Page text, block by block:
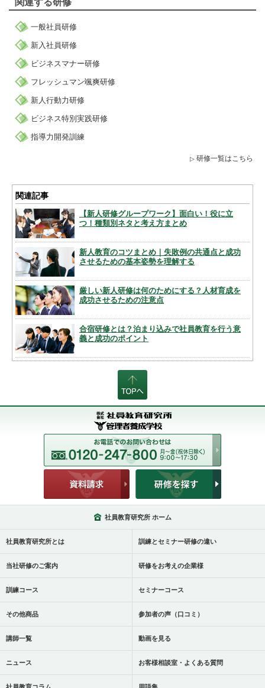
一般社員研修
新入社員研修
ビジネスマナー研修
フレッシュマン颯爽研修
新人行動力研修
ビジネス特別実践研修
指導力開発訓練
研修一覧はこちら
関連記事
【新人研修グループワーク】面白い！役に立
つ！種類別ネタと考え方まとめ
新人教育のコツまとめ｜失敗例の共通点と成功
させるための基本姿勢を理解する
厳しい新人研修は何のためにする？人材育成を
成功させるための注意点
合宿研修とは？泊まり込みで社員教育を行う意
義と成功のポイント
社員教育研究所 ホーム
社員教育研究所とは 訓練とセミナー研修の違い
当社研修のご案内 研修をお考えの企業様
訓練コース セミナーコース
その他商品 参加者の声（口コミ）
講師一覧 動画を見る
ニュース お客様相談室・よくある質問